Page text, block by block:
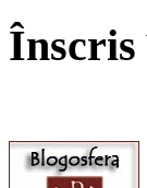
Înscris